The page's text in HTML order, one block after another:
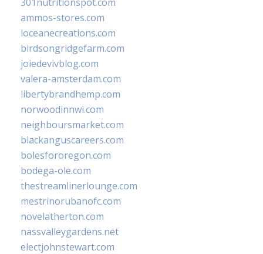
ammos-stores.com
loceanecreations.com
birdsongridgefarm.com
joiedevivblog.com
valera-amsterdam.com
libertybrandhemp.com
norwoodinnwi.com
neighboursmarket.com
blackanguscareers.com
bolesfororegon.com
bodega-ole.com
thestreamlinerlounge.com
mestrinorubanofc.com
novelatherton.com
nassvalleygardens.net
electjohnstewart.com